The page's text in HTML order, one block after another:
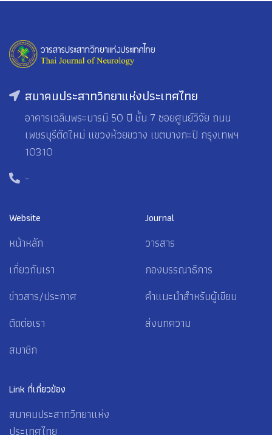
สมาคมประสาทวิทยาแห่งประเทศไทย
อาคารเฉลิมพระบารมี 50 ปี ชั้น 7 ซอยศูนย์วิจัย ถนน
เพชรบุรีตัดใหม่ แขวงห้วยขวาง เขตบางกะปิ กรุงเทพฯ
10310
-
Website
หน้าหลัก
เกี่ยวกับเรา
ข่าวสาร/ประกาศ
ติดต่อเรา
สมาชิก
Journal
วารสาร
กองบรรณาธิการ
คำแนะนำสำหรับผู้เขียน
ส่งบทความ
Link ที่เกี่ยวข้อง
สมาคมประสาทวิทยาแห่ง
ประเทศไทย